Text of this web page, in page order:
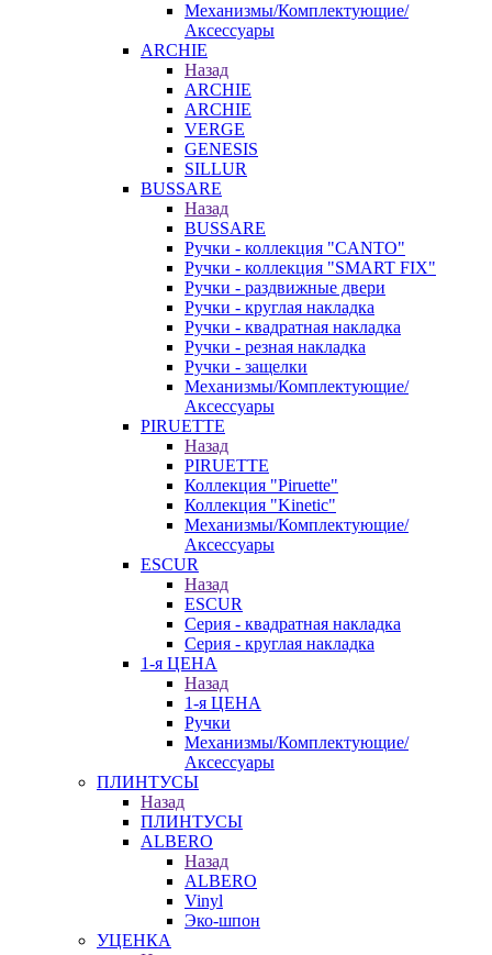
Механизмы/Комплектующие/
Аксессуары
ARCHIE
Назад
ARCHIE
ARCHIE
VERGE
GENESIS
SILLUR
BUSSARE
Назад
BUSSARE
Ручки - коллекция "CANTO"
Ручки - коллекция "SMART FIX"
Ручки - раздвижные двери
Ручки - круглая накладка
Ручки - квадратная накладка
Ручки - резная накладка
Ручки - защелки
Механизмы/Комплектующие/
Аксессуары
PIRUETTE
Назад
PIRUETTE
Коллекция "Piruette"
Коллекция "Kinetic"
Механизмы/Комплектующие/
Аксессуары
ESCUR
Назад
ESCUR
Серия - квадратная накладка
Серия - круглая накладка
1-я ЦЕНА
Назад
1-я ЦЕНА
Ручки
Механизмы/Комплектующие/
Аксессуары
ПЛИНТУСЫ
Назад
ПЛИНТУСЫ
ALBERO
Назад
ALBERO
Vinyl
Эко-шпон
УЦЕНКА